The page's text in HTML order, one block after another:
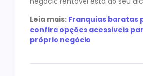
Leia mais: Franquias baratas
confira opções acessíveis
próprio negócio